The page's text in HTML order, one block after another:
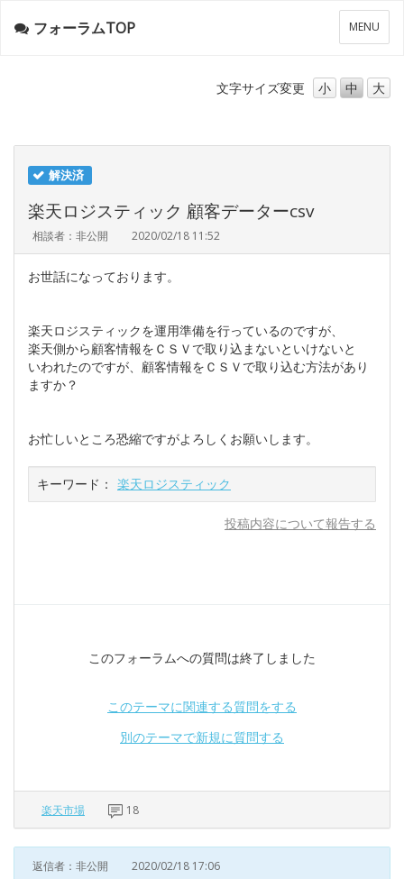
メ
ニ
ー
MENU
フォーラムTOP
文字サイズ変更 小 中 大
解決済
楽天ロジスティック 顧客データーcsv
相談者：非公開 2020/02/18 11:52
お世話になっております。
楽天ロジスティックを運用準備を行っているのですが、
楽天側から顧客情報をＣＳＶで取り込まないといけないと
いわれたのですが、顧客情報をＣＳＶで取り込む方法があり
ますか？
お忙しいところ恐縮ですがよろしくお願いします。
キーワード： 楽天ロジスティック
投稿内容について報告する
このフォーラムへの質問は終了しました
このテーマに関連する質問をする
別のテーマで新規に質問する
楽天市場 18
返信者：非公開 2020/02/18 17:06